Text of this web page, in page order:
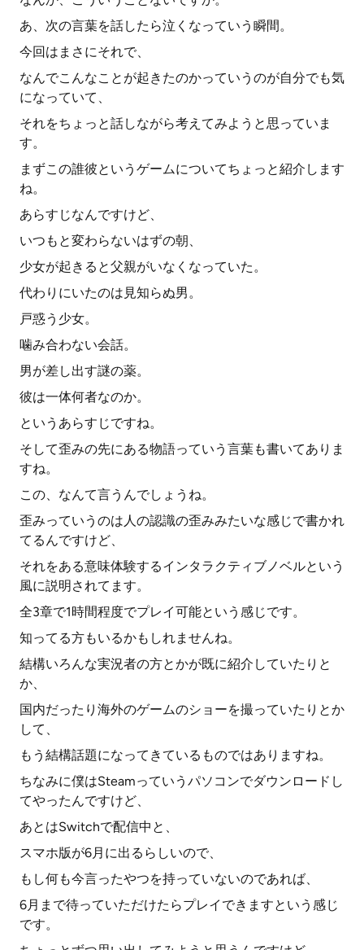
あ、次の言葉を話したら泣くなっていう瞬間。
今回はまさにそれで、
なんでこんなことが起きたのかっていうのが自分でも気
になっていて、
それをちょっと話しながら考えてみようと思っていま
す。
まずこの誰彼というゲームについてちょっと紹介します
ね。
あらすじなんですけど、
いつもと変わらないはずの朝、
少女が起きると父親がいなくなっていた。
代わりにいたのは見知らぬ男。
戸惑う少女。
噛み合わない会話。
男が差し出す謎の薬。
彼は一体何者なのか。
というあらすじですね。
そして歪みの先にある物語っていう言葉も書いてありま
すね。
この、なんて言うんでしょうね。
歪みっていうのは人の認識の歪みみたいな感じで書かれ
てるんですけど、
それをある意味体験するインタラクティブノベルという
風に説明されてます。
全3章で1時間程度でプレイ可能という感じです。
知ってる方もいるかもしれませんね。
結構いろんな実況者の方とかが既に紹介していたりと
か、
国内だったり海外のゲームのショーを撮っていたりとか
して、
もう結構話題になってきているものではありますね。
ちなみに僕はSteamっていうパソコンでダウンロードし
てやったんですけど、
あとはSwitchで配信中と、
スマホ版が6月に出るらしいので、
もし何も今言ったやつを持っていないのであれば、
6月まで待っていただけたらプレイできますという感じ
です。